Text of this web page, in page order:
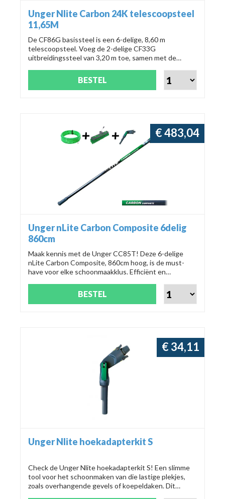
Unger Nlite Carbon 24K telescoopsteel
11,65M
De CF86G basissteel is een 6-delige, 8,60 m
telescoopsteel. Voeg de 2-delige CF33G
uitbreidingssteel van 3,20 m toe, samen met de
power borstel en DLS25 DuroFlex slang (25 m, Ø 5/8
mm). Productnummer: CF12H.
BESTEL
Unger nLite Carbon Composite 6delig
860cm
Maak kennis met de Unger CC85T! Deze 6-delige
nLite Carbon Composite, 860cm hoog, is de must-
have voor elke schoonmaakklus. Efficiënt en
€ 483,04
BESTEL
Unger Nlite hoekadapterkit S
Check de Unger Nlite hoekadapterkit S! Een slimme
tool voor het schoonmaken van die lastige plekjes,
zoals overhangende gevels of koepeldaken. Dit
€ 34,11